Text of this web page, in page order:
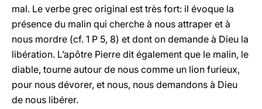
mal. Le verbe grec original est très fort: il évoque la
présence du malin qui cherche à nous attraper et à
nous mordre (cf. 1 P 5, 8) et dont on demande à Dieu la
libération. L’apôtre Pierre dit également que le malin, le
diable, tourne autour de nous comme un lion furieux,
pour nous dévorer, et nous, nous demandons à Dieu
de nous libérer.